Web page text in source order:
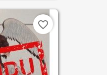
favorite_border